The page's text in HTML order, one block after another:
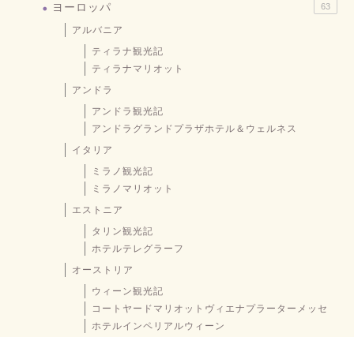
ヨーロッパ 63
アルバニア
ティラナ観光記
ティラナマリオット
アンドラ
アンドラ観光記
アンドラグランドプラザホテル＆ウェルネス
イタリア
ミラノ観光記
ミラノマリオット
エストニア
タリン観光記
ホテルテレグラーフ
オーストリア
ウィーン観光記
コートヤードマリオットヴィエナプラーターメッセ
ホテルインペリアルウィーン